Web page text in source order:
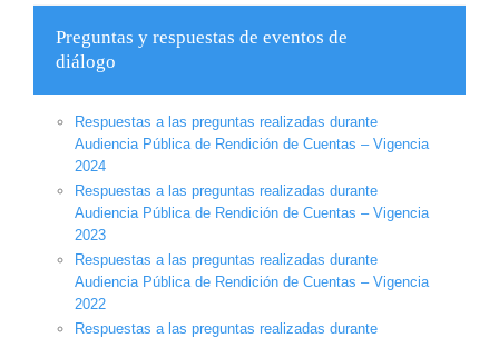
Preguntas y respuestas de eventos de
diálogo
Respuestas a las preguntas realizadas durante
Audiencia Pública de Rendición de Cuentas – Vigencia
2024
Respuestas a las preguntas realizadas durante
Audiencia Pública de Rendición de Cuentas – Vigencia
2023
Respuestas a las preguntas realizadas durante
Audiencia Pública de Rendición de Cuentas – Vigencia
2022
Respuestas a las preguntas realizadas durante